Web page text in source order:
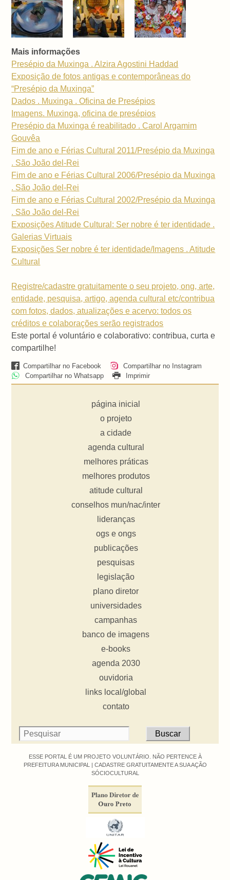
Mais informações
Presépio da Muxinga . Alzira Agostini Haddad
Exposição de fotos antigas e contemporâneas do
“Presépio da Muxinga”
Dados . Muxinga . Oficina de Presépios
Imagens. Muxinga, oficina de presépios
Presépio da Muxinga é reabilitado . Carol Argamim
Gouvêa
Fim de ano e Férias Cultural 2011/Presépio da Muxinga
. São João del-Rei
Fim de ano e Férias Cultural 2006/Presépio da Muxinga
. São João del-Rei
Fim de ano e Férias Cultural 2002/Presépio da Muxinga
. São João del-Rei
Exposições Atitude Cultural: Ser nobre é ter identidade .
Galerias Virtuais
Exposições Ser nobre é ter identidade/Imagens . Atitude
Cultural
Registre/cadastre gratuitamente o seu projeto, ong, arte,
entidade, pesquisa, artigo, agenda cultural etc/contribua
com fotos, dados, atualizações e acervo: todos os
créditos e colaborações serão registrados
Este portal é voluntário e colaborativo: contribua, curta e
compartilhe!
Compartilhar no Facebook
Compartilhar no Instagram
Compartilhar no Whatsapp
Imprimir
página inicial
o projeto
a cidade
agenda cultural
melhores práticas
melhores produtos
atitude cultural
conselhos mun/nac/inter
lideranças
ogs e ongs
publicações
pesquisas
legislação
plano diretor
universidades
campanhas
banco de imagens
e-books
agenda 2030
ouvidoria
links local/global
contato
ESSE PORTAL É UM PROJETO VOLUNTÁRIO. NÃO PERTENCE À
PREFEITURA MUNICIPAL | CADASTRE GRATUITAMENTE A SUA AÇÃO
SÓCIOCULTURAL